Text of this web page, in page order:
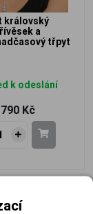
královský
a
třpyt
k odeslání
Kč